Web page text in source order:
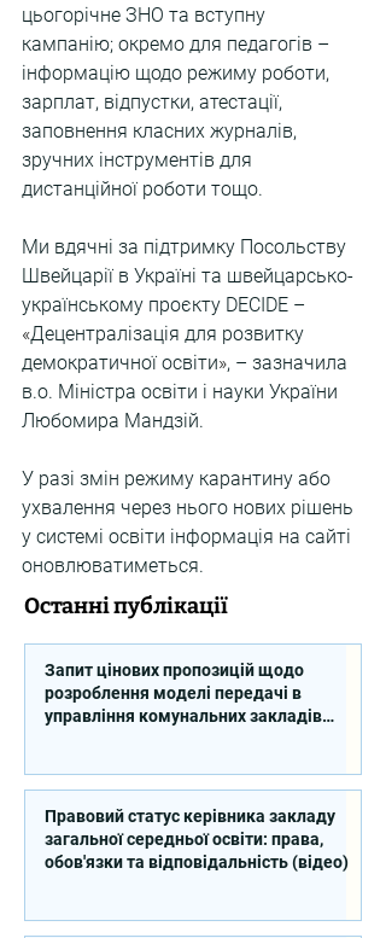
цьогорічне ЗНО та вступну
кампанію; окремо для педагогів –
інформацію щодо режиму роботи,
зарплат, відпустки, атестації,
заповнення класних журналів,
зручних інструментів для
дистанційної роботи тощо.
Ми вдячні за підтримку Посольству
Швейцарії в Україні та швейцарсько-
українському проєкту DECIDE –
«Децентралізація для розвитку
демократичної освіти», – зазначила
в.о. Міністра освіти і науки України
Любомира Мандзій.
У разі змін режиму карантину або
ухвалення через нього нових рішень
у системі освіти інформація на сайті
оновлюватиметься.
Останні публікації
Запит цінових пропозицій щодо
розроблення моделі передачі в
управління комунальних закладів
Правовий статус керівника закладу
загальної середньої освіти: права,
обов'язки та відповідальність (відео)